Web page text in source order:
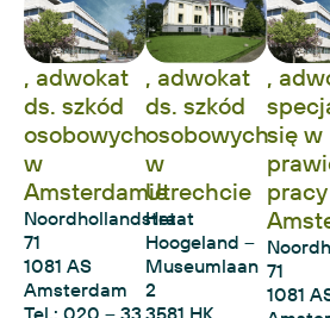
, adwokat
ds. szkód
osobowych
w
Amsterdamie
Noordhollandstraat
71
1081 AS
Amsterdam
, adwokat
ds. szkód
osobowych
w
Utrechcie
Het
Hoogeland –
Museumlaan
2
,
się w
71
1081